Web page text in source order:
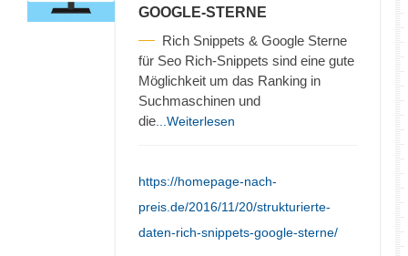
GOOGLE-STERNE
Rich Snippets & Google Sterne
für Seo Rich-Snippets sind eine gute
Möglichkeit um das Ranking in
Suchmaschinen und
die ...Weiterlesen
https://homepage-nach-
preis.de/2016/11/20/strukturierte-
daten-rich-snippets-google-sterne/